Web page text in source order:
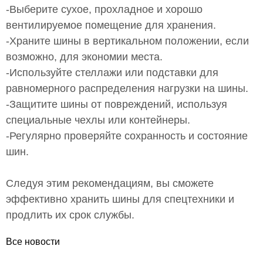
-Выберите сухое, прохладное и хорошо
вентилируемое помещение для хранения.
-Храните шины в вертикальном положении, если
возможно, для экономии места.
-Используйте стеллажи или подставки для
равномерного распределения нагрузки на шины.
-Защитите шины от повреждений, используя
специальные чехлы или контейнеры.
-Регулярно проверяйте сохранность и состояние
шин.
Следуя этим рекомендациям, вы сможете
эффективно хранить шины для спецтехники и
продлить их срок службы.
Все новости